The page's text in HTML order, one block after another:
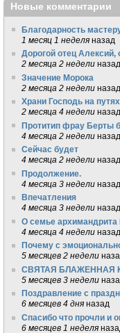
Новые комментарии
Благодарность
1 месяц 1 неделя назад
Дорогой отец Алексий,
2 месяца 2 недели назад
Значение Морока
2 месяца 2 недели назад
Храни Господь на
2 месяца 4 недели назад
Протитип фрау Берты
4 месяца 2 недели назад
Сейчас будет
4 месяца 2 недели назад
Продолжение.
4 месяца 3 недели назад
Впечатления
4 месяца 3 недели назад
О семье архимандрита
4 месяца 4 недели назад
Почему с
5 месяцев 2 недели
СВЯТАЯ БЛАЖЕННАЯ
5 месяцев 3 недели
Поздравление с
6 месяцев 4 дня назад
Спасибо что прочли и
6 месяцев 1 неделя